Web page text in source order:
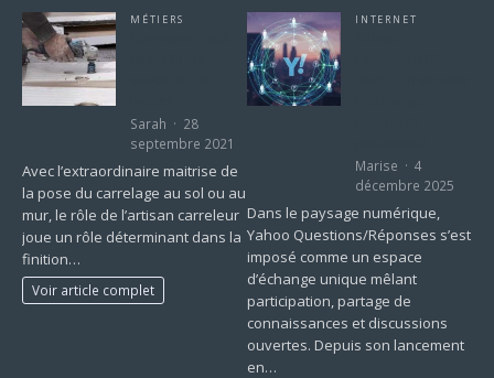
MÉTIERS
Sarah
28
septembre 2021
Avec l’extraordinaire maitrise de
la pose du carrelage au sol ou au
mur, le rôle de l’artisan carreleur
joue un rôle déterminant dans la
finition…
Voir article complet
INTERNET
Marise
4
décembre 2025
Dans le paysage numérique,
Yahoo Questions/Réponses s’est
imposé comme un espace
d’échange unique mêlant
participation, partage de
connaissances et discussions
ouvertes. Depuis son lancement
en…